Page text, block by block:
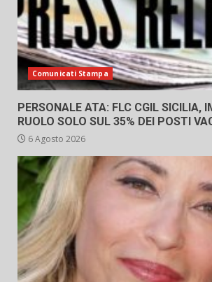
Comunicati Stampa
PERSONALE ATA: FLC CGIL SICILIA,
RUOLO SOLO SUL 35% DEI POSTI
6 Agosto 2026